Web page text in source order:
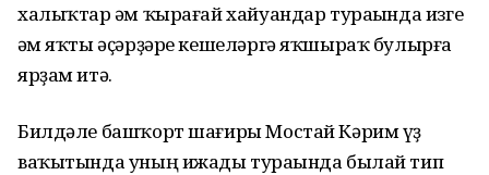
халыҡтар һәм ҡырағай хайуандар тураһында изге
һәм яҡты әҫәрҙәре кешеләргә яҡшыраҡ булырға
ярҙам итә.
Билдәле башҡорт шағиры Мостай Кәрим үҙ
ваҡытында уның ижады тураһында былай тип